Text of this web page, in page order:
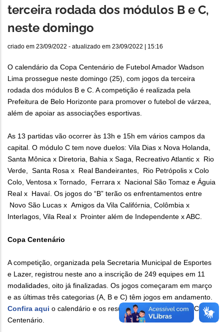
terceira rodada dos módulos B e C,
neste domingo
criado em 23/09/2022 - atualizado em 23/09/2022 | 15:16
O calendário da Copa Centenário de Futebol Amador Wadson
Lima prossegue neste domingo (25), com jogos da terceira
rodada dos módulos B e C. A competição é realizada pela
Prefeitura de Belo Horizonte para promover o futebol de várzea,
além de apoiar as associações esportivas.
As 13 partidas vão ocorrer às 13h e 15h em vários campos da
capital. O módulo C tem nove duelos: Vila Dias x Nova Holanda,
Santa Mônica x Diretoria, Bahia x Saga, Recreativo Atlantic x Rio
Verde, Santa Rosa x Real Bandeirantes, Rio Petrópolis x Colo
Colo, Ventosa x Tornado, Ferrara x Nacional São Tomaz e Águia
Real x Havaí. Os jogos do “B” terão os enfrentamentos entre
Novo São Lucas x Amigos da Vila Califórnia, Colômbia x
Interlagos, Vila Real x Prointer além de Independente x ABC.
Copa Centenário
A competição, organizada pela Secretaria Municipal de Esportes
e Lazer, registrou neste ano a inscrição de 249 equipes em 11
modalidades, oito já finalizadas. Os jogos começaram em março
e as últimas três categorias (A, B e C) têm jogos em andamento.
Confira aqui o calendário e os resultados das partidas da Copa
Centenário.